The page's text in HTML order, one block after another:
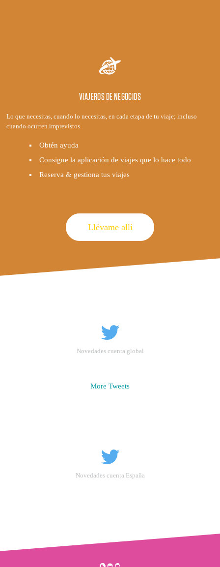
VIAJEROS DE NEGOCIOS
Lo que necesitas, cuando lo necesitas, en cada etapa de tu viaje; incluso
cuando ocurren imprevistos.
Obtén ayuda
Consigue la aplicación de viajes que lo hace todo
Reserva & gestiona tus viajes
Llévame allí
Novedades cuenta global
More Tweets
Novedades cuenta España